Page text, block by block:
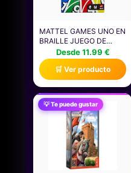
MATTEL GAMES UNO EN
BRAILLE JUEGO DE
CARTAS CON BARAJA
DISEÑADA
ESPECIALMENTE PARA
PERSONAS CIEGAS Y
CON BAJA VISIÓN, APTO
PARA NIÑOS Y NIÑAS, Y
PARA NOCHES DE
JUEGOS EN FAMILIA Y
FIESTAS, JMK87
Desde 11.99 €
🛒 Ver producto
💡 Te puede gustar